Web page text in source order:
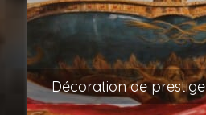
Décoration de prestige